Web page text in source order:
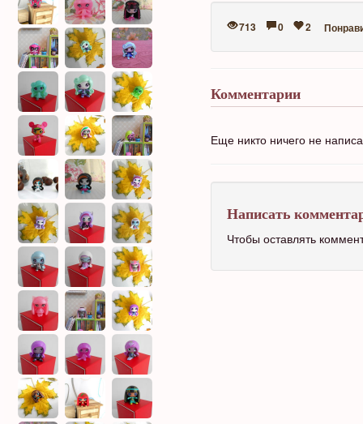
713 0 2
Комментарии
Еще никто ничего не
Написать
Чтобы оставлять